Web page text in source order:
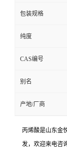
包装规格
纯度
CAS编号
别名
产地/厂商
丙烯酸是山东金
发，欢迎来电咨询